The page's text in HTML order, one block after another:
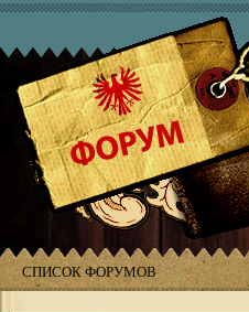
СПИСОК ФОРУМОВ